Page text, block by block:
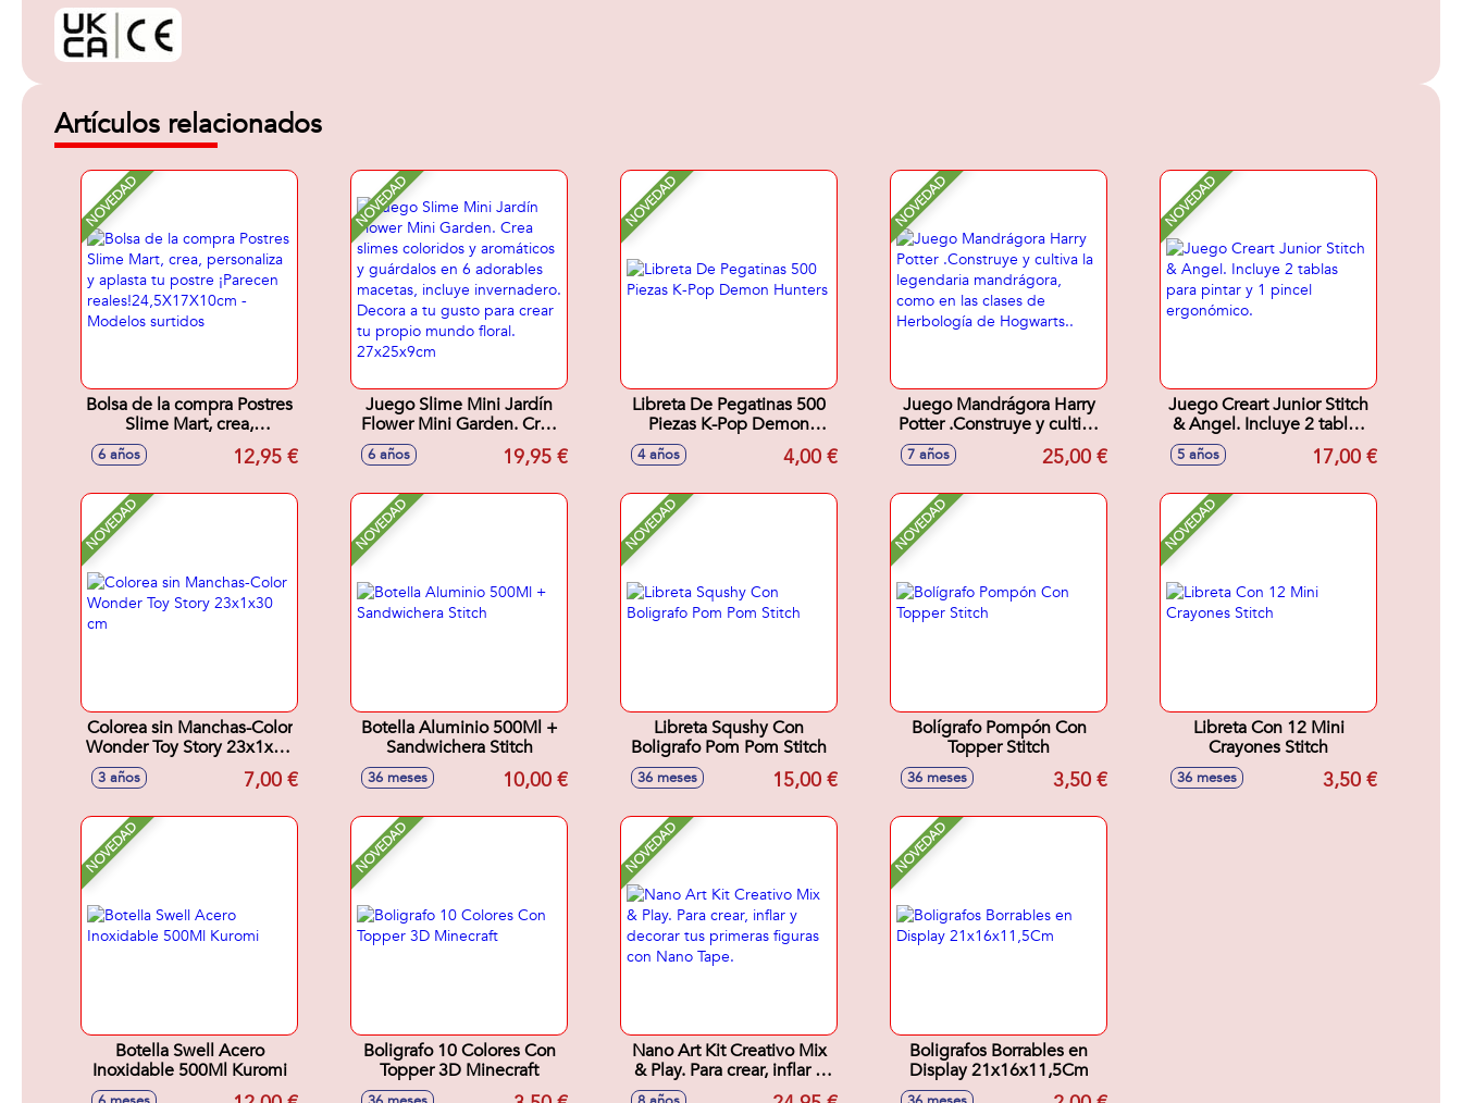
Artículos relacionados
NOVEDAD
Bolsa de la compra Postres
Slime Mart, crea,
personaliza y aplasta tu
postre ¡Parecen
Modelos surtidos
6 años 12,95 €
NOVEDAD
Juego Slime Mini Jardín
Flower Mini Garden. Crea
slimes coloridos y
aromáticos y guárdalos en
incluye invernadero.
Decora a tu gusto para
crear tu propio mundo
6 años 19,95 €
NOVEDAD
Libreta De Pegatinas 500
Piezas K-Pop Demon
4 años 4,00 €
NOVEDAD
Juego Mandrágora Harry
Potter .Construye y cultiva
la legendaria mandrágora,
como en las clases de
7 años 25,00 €
NOVEDAD
Juego Creart Junior Stitch
& Angel. Incluye 2 tablas
para pintar y 1 pincel
ergonómico.
5 años 17,00 €
NOVEDAD
Colorea sin Manchas-Color
Wonder Toy Story 23x1x30
3 años 7,00 €
NOVEDAD
Botella Aluminio 500Ml +
Sandwichera Stitch
36 meses 10,00 €
NOVEDAD
Libreta Squshy Con
Boligrafo Pom Pom Stitch
36 meses 15,00 €
NOVEDAD
Bolígrafo Pompón Con
Topper Stitch
36 meses 3,50 €
NOVEDAD
Libreta Con 12 Mini
Crayones Stitch
36 meses 3,50 €
NOVEDAD
Botella Swell Acero
Inoxidable 500Ml Kuromi
NOVEDAD
Boligrafo 10 Colores Con
Topper 3D Minecraft
NOVEDAD
Nano Art Kit Creativo Mix
& Play. Para crear, inflar y
decorar tus primeras
NOVEDAD
Boligrafos Borrables en
Display 21x16x11,5Cm